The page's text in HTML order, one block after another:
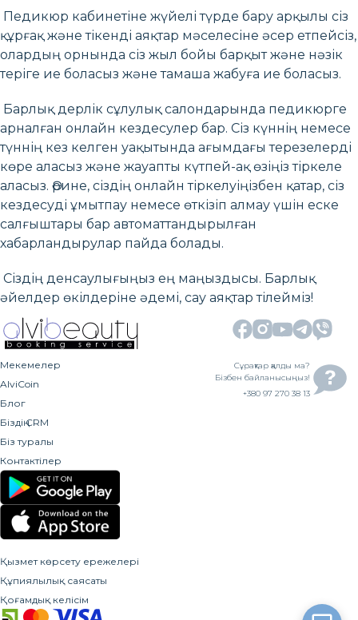
Педикюр кабинетіне жүйелі түрде бару арқылы сіз
құрғақ және тікенді аяқтар мәселесіне әсер етпейсіз,
олардың орнында сіз жыл бойы барқыт және нәзік
теріге ие боласыз және тамаша жабуға ие боласыз.
Барлық дерлік сұлулық салондарында педикюрге
арналған онлайн кездесулер бар. Сіз күннің немесе
түннің кез келген уақытында ағымдағы терезелерді
көре аласыз және жауапты күтпей-ақ өзіңіз тіркеле
аласыз. Әрине, сіздің онлайн тіркелуіңізбен қатар, сіз
кездесуді ұмытпау немесе өткізіп алмау үшін еске
салғыштары бар автоматтандырылған
хабарландырулар пайда болады.
Сіздің денсаулығыңыз ең маңыздысы. Барлық
әйелдер өкілдеріне әдемі, сау аяқтар тілейміз!
Мекемелер
AlviCoin
Блог
Біздің CRM
Біз туралы
Контактілер
Сұрақтар қалды ма?
Бізбен байланысыңыз!
+380 97 270 38 13
Қызмет көрсету ережелері
Құпиялылық саясаты
Қоғамдық келісім